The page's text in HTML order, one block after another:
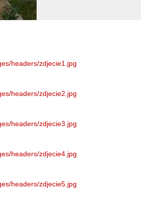
headers/zdjecie1.jpg
headers/zdjecie2.jpg
headers/zdjecie3.jpg
headers/zdjecie4.jpg
headers/zdjecie5.jpg